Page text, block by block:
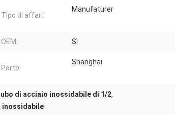
Tipo di affari:
Manufaturer
OEM: Sì
Porto:
Shanghai
di acciaio inossidabile di 1/2,
inossidabile